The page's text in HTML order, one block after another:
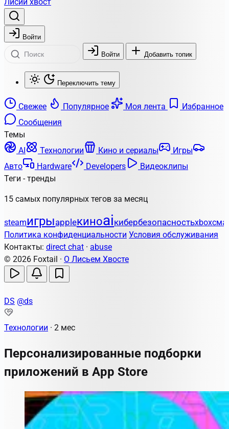
Войти
Войти Добавить топик
Переключить тему
Свежее Популярное Моя лента
Избранное
Сообщения
Темы
AI
Технологии Кино и сериалы
Игры
Авто
Hardware Developers
Видеоклипы
Теги - тренды
15 самых популярных тегов за месяц
steamигрыappleкиноaiкибербезопасностьxbox
Политика конфиденциальности Условия обслуживания
Контакты: direct chat · abuse
© 2026 Foxtail · О Лисьем Хвосте
DS @ds
Технологии · 2 мес
Персонализированные подборки
приложений в App Store